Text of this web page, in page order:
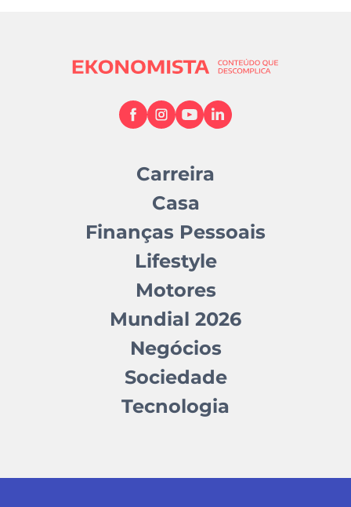
Carreira
Casa
Finanças Pessoais
Lifestyle
Motores
Mundial 2026
Negócios
Sociedade
Tecnologia